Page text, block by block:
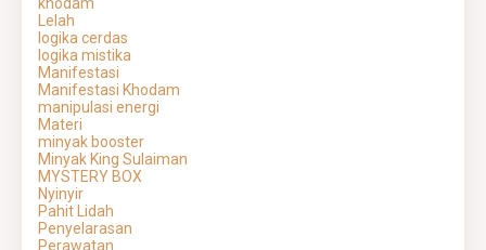
Lelah
logika cerdas
logika mistika
Manifestasi
Manifestasi Khodam
manipulasi energi
Materi
minyak booster
Minyak King Sulaiman
MYSTERY BOX
Nyinyir
Pahit Lidah
Penyelarasan
Perawatan